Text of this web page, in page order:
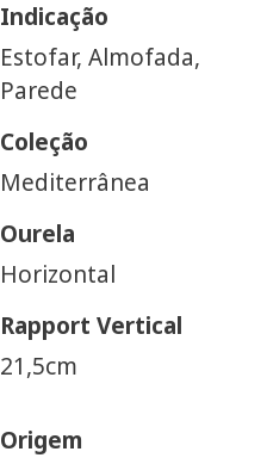
Indicação
Estofar, Almofada,
Parede
Coleção
Mediterrânea
Ourela
Horizontal
Rapport Vertical
21,5cm
Origem